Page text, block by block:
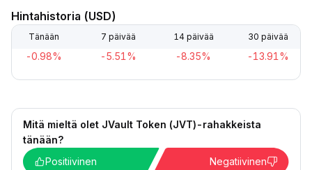
Hintahistoria (USD)
Tänään 7 päivää 14 päivää 30 päivää
-0.98% -5.51% -8.35% -13.91%
Mitä mieltä olet JVault Token (JVT)-rahakkeista
tänään?
Positiivinen
Negatiivinen